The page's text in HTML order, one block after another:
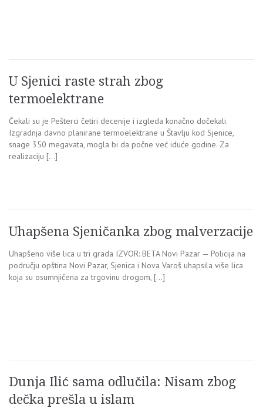
U Sjenici raste strah zbog
termoelektrane
Čekali su je Pešterci četiri decenije i izgleda konačno dočekali.
Izgradnja davno planirane termoelektrane u Štavlju kod Sjenice,
snage 350 megavata, mogla bi da počne već iduće godine. Za
realizaciju […]
Uhapšena Sjeničanka zbog malverzacije
Uhapšeno više lica u tri grada IZVOR: BETA Novi Pazar — Policija na
području opština Novi Pazar, Sjenica i Nova Varoš uhapsila više lica
koja su osumnjičena za trgovinu drogom, […]
Dunja Ilić sama odlučila: Nisam zbog
dečka prešla u islam